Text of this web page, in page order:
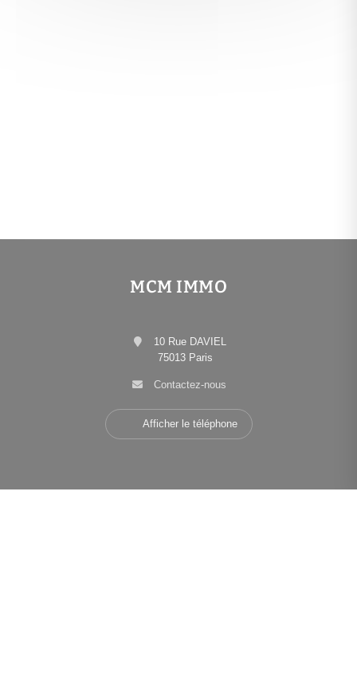
MCM IMMO
10 Rue DAVIEL
75013 Paris
Contactez-nous
Afficher le téléphone